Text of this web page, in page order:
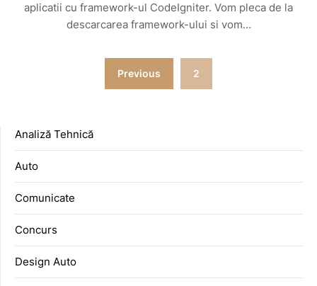
aplicatii cu framework-ul CodeIgniter. Vom pleca de la
descarcarea framework-ului si vom…
Previous 2
Analiză Tehnică
Auto
Comunicate
Concurs
Design Auto